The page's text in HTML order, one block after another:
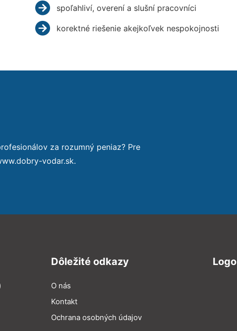
spoľahliví, overení a slušní pracovníci
korektné riešenie akejkoľvek nespokojnosti
za rozumný peniaz? Pre
vodar.sk.
Dôležité odkazy
O nás
Kontakt
Ochrana osobných údajov
Logo